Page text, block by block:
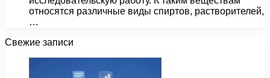
относятся различные виды спиртов, растворителей,
…
Свежие записи